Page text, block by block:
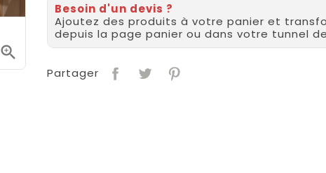

Besoin d'un devis ?
Ajoutez des produits à votre panier et
depuis la page panier ou dans votre tunnel
Partager